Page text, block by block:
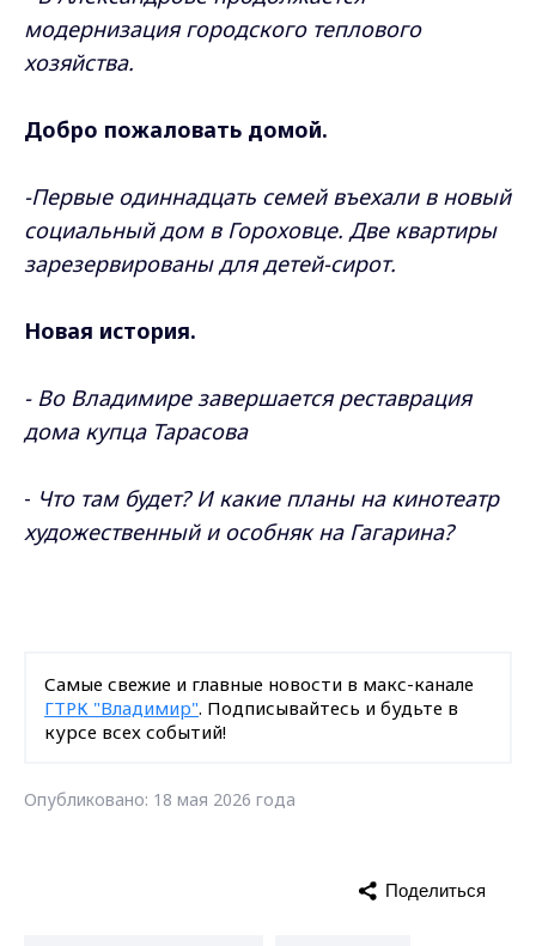
модернизация городского теплового
хозяйства.
Добро пожаловать домой.
-Первые одиннадцать семей въехали в новый
социальный дом в Гороховце. Две квартиры
зарезервированы для детей-сирот.
Новая история.
- Во Владимире завершается реставрация
дома купца Тарасова
- Что там будет? И какие планы на кинотеатр
художественный и особняк на Гагарина?
Самые свежие и главные новости в макс-канале
ГТРК "Владимир". Подписывайтесь и будьте в
курсе всех событий!
Опубликовано: 18 мая 2026 года
Поделиться